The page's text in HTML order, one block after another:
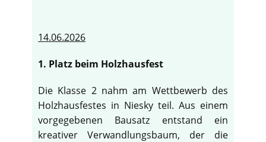
14.06.2026
1. Platz beim Holzhausfest
Die Klasse 2 nahm am Wettbewerb des
Holzhausfestes in Niesky teil. Aus einem
vorgegebenen Bausatz entstand ein
kreativer Verwandlungsbaum, der die